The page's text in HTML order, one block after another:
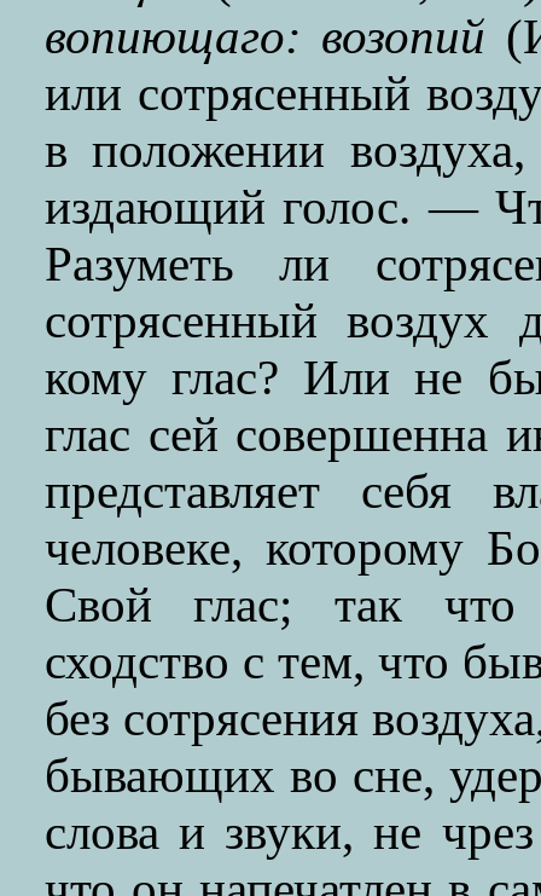
вопиющаго: возопий
или сотрясенный
в положении
издающий голос. —
Разуметь ли
сотрясенный воздух
кому глас? Или не
глас сей совершенна
представляет себя
человеке, которому
Свой глас; так что
сходство с тем, что
без сотрясения
бывающих во сне,
слова и звуки, не